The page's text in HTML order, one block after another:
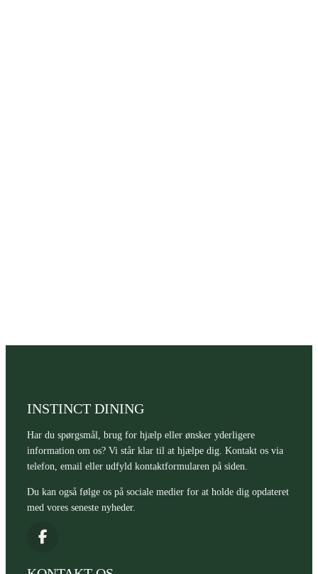
INSTINCT DINING
Har du spørgsmål, brug for hjælp eller ønsker yderligere
information om os? Vi står klar til at hjælpe dig. Kontakt os via
telefon, email eller udfyld kontaktformularen på siden.
Du kan også følge os på sociale medier for at holde dig opdateret
med vores seneste nyheder.